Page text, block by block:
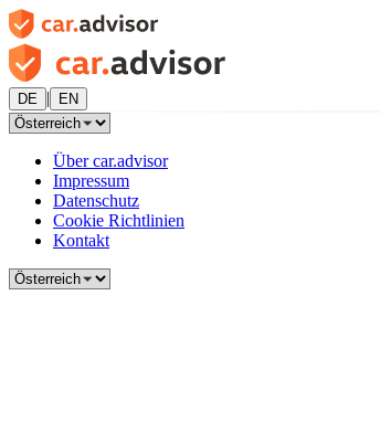
DE | EN
Über car.advisor
Impressum
Datenschutz
Cookie Richtlinien
Kontakt